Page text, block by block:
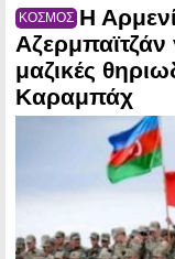
ΚΟΣΜΟΣ Η
μαζικές
Καραμπάχ